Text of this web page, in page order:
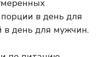
в день для
день для мужчин.